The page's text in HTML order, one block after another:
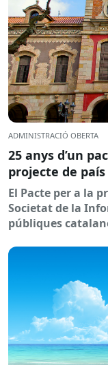
ADMINISTRACIÓ OBERTA
25 anys d’un
projecte de
El Pacte per a la
Societat de la
públiques